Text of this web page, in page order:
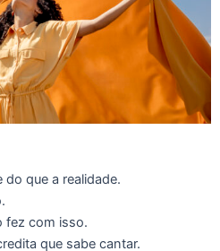
que a realidade.
fez com isso.
que sabe cantar.